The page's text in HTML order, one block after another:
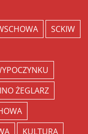
SCKIW
ŻEGLARZ
KULTURA